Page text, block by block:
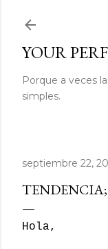
YOUR
Porque a veces
simples.
septiembre 22,
Hola,